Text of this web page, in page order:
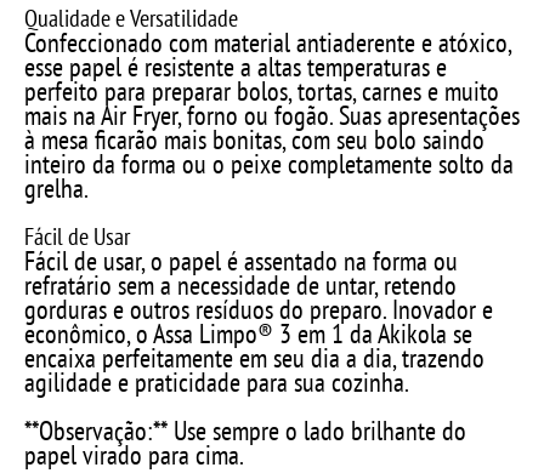
Qualidade e Versatilidade
Confeccionado com material antiaderente e atóxico,
esse papel é resistente a altas temperaturas e
perfeito para preparar bolos, tortas, carnes e muito
mais na Air Fryer, forno ou fogão. Suas apresentações
à mesa ficarão mais bonitas, com seu bolo saindo
inteiro da forma ou o peixe completamente solto da
grelha.
Fácil de Usar
Fácil de usar, o papel é assentado na forma ou
refratário sem a necessidade de untar, retendo
gorduras e outros resíduos do preparo. Inovador e
econômico, o Assa Limpo® 3 em 1 da Akikola se
encaixa perfeitamente em seu dia a dia, trazendo
agilidade e praticidade para sua cozinha.
**Observação:** Use sempre o lado brilhante do
papel virado para cima.